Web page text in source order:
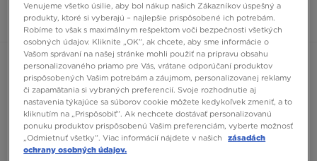
Vans Old Skool 36 Trail
0 produktov
Zoradiť:Odporúčané Filtrovať
Venujeme všetko úsilie, aby bol nákup našich Zákazníkov úspešný a
produkty, ktoré si vyberajú – najlepšie prispôsobené ich potrebám.
Robíme to však s maximálnym rešpektom voči bezpečnosti všetkých
osobných údajov. Kliknite „OK”, ak chcete, aby sme informácie o
Vašom správaní na našej stránke mohli použiť na prípravu obsahu
personalizovaného priamo pre Vás, vrátane odporúčaní produktov
prispôsobených Vašim potrebám a záujmom, personalizovanej reklamy
či zapamätania si vybraných preferencií. Svoje rozhodnutie aj
nastavenia týkajúce sa súborov cookie môžete kedykoľvek zmeniť, a to
kliknutím na „Prispôsobiť”. Ak nechcete dostávať personalizovanú
ponuku produktov prispôsobenú Vašim preferenciám, vyberte možnosť
„Odmietnuť všetky”. Viac informácií nájdete v našich
zásadách
ochrany osobných údajov.